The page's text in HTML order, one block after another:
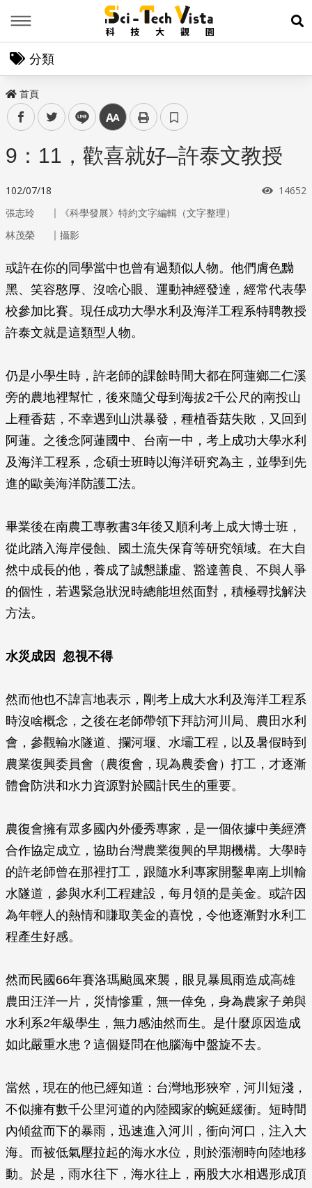
展
分類
首頁
facebooktwitter line 中
9：11，歡喜就好–許泰文教授
102/07/18 瀏覽次
14652
張志玲 ｜
《科學發展》特約文字編輯（文字整理）
林茂榮
｜ 攝影
或許在你的同學當中也曾有過類似人物。他們膚色黝
黑、笑容憨厚、沒啥心眼、運動神經發達，經常代表學
校參加比賽。現任成功大學水利及海洋工程系特聘教授
許泰文就是這類型人物。
仍是小學生時，許老師的課餘時間大都在阿蓮鄉二仁溪
旁的農地裡幫忙，後來隨父母到海拔2千公尺的南投山
上種香菇，不幸遇到山洪暴發，種植香菇失敗，又回到
阿蓮。之後念阿蓮國中、台南一中，考上成功大學水利
及海洋工程系，念碩士班時以海洋研究為主，並學到先
進的歐美海洋防護工法。
畢業後在南農工專教書3年後又順利考上成大博士班，
從此踏入海岸侵蝕、國土流失保育等研究領域。在大自
然中成長的他，養成了誠懇謙虛、豁達善良、不與人爭
的個性，若遇緊急狀況時總能坦然面對，積極尋找解決
方法。
水災成因 忽視不得
然而他也不諱言地表示，剛考上成大水利及海洋工程系
時沒啥概念，之後在老師帶領下拜訪河川局、農田水利
會，參觀輸水隧道、攔河堰、水壩工程，以及暑假時到
農業復興委員會（農復會，現為農委會）打工，才逐漸
體會防洪和水力資源對於國計民生的重要。
農復會擁有眾多國內外優秀專家，是一個依據中美經濟
合作協定成立，協助台灣農業復興的早期機構。大學時
的許老師曾在那裡打工，跟隨水利專家開鑿卑南上圳輸
水隧道，參與水利工程建設，每月領的是美金。或許因
為年輕人的熱情和賺取美金的喜悅，令他逐漸對水利工
程產生好感。
然而民國66年賽洛瑪颱風來襲，眼見暴風雨造成高雄
農田汪洋一片，災情慘重，無一倖免，身為農家子弟與
水利系2年級學生，無力感油然而生。是什麼原因造成
如此嚴重水患？這個疑問在他腦海中盤旋不去。
當然，現在的他已經知道：台灣地形狹窄，河川短淺，
不似擁有數千公里河道的內陸國家的蜿延緩衝。短時間
內傾盆而下的暴雨，迅速進入河川，衝向河口，注入大
海。而被低氣壓拉起的海水水位，則於漲潮時向陸地移
動。於是，雨水往下，海水往上，兩股大水相遇形成頂